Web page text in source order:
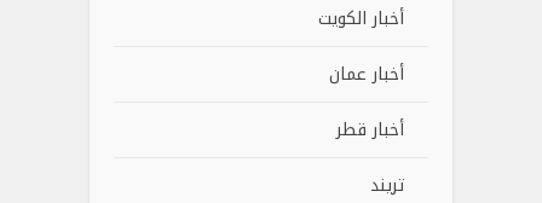
أخبار الكويت
أخبار عمان
أخبار قطر
تريند